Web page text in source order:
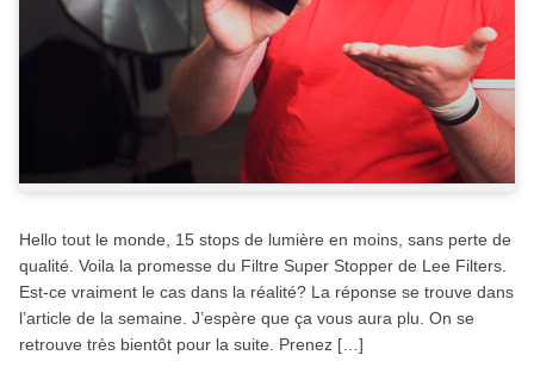
Hello tout le monde, 15 stops de lumière en moins, sans perte de
qualité. Voila la promesse du Filtre Super Stopper de Lee Filters.
Est-ce vraiment le cas dans la réalité? La réponse se trouve dans
l’article de la semaine. J’espère que ça vous aura plu. On se
retrouve très bientôt pour la suite. Prenez […]